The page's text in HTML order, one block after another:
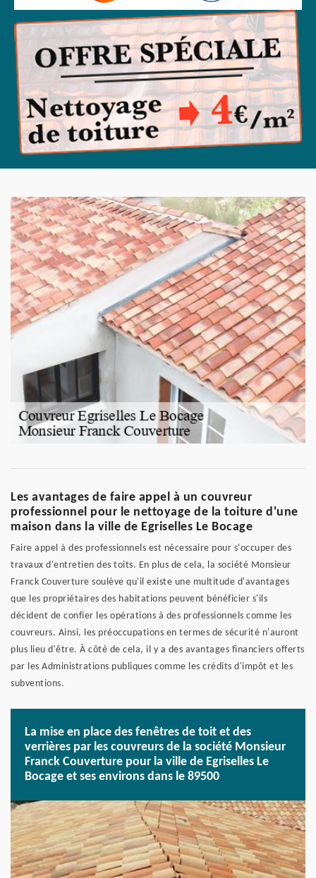
Les avantages de faire appel à un couvreur
professionnel pour le nettoyage de la toiture d'une
maison dans la ville de Egriselles Le Bocage
Faire appel à des professionnels est nécessaire pour s'occuper des
travaux d'entretien des toits. En plus de cela, la société Monsieur
Franck Couverture soulève qu'il existe une multitude d'avantages
que les propriétaires des habitations peuvent bénéficier s'ils
décident de confier les opérations à des professionnels comme les
couvreurs. Ainsi, les préoccupations en termes de sécurité n'auront
plus lieu d'être. À côté de cela, il y a des avantages financiers offerts
par les Administrations publiques comme les crédits d'impôt et les
subventions.
La mise en place des fenêtres de toit et des
verrières par les couvreurs de la société Monsieur
Franck Couverture pour la ville de Egriselles Le
Bocage et ses environs dans le 89500